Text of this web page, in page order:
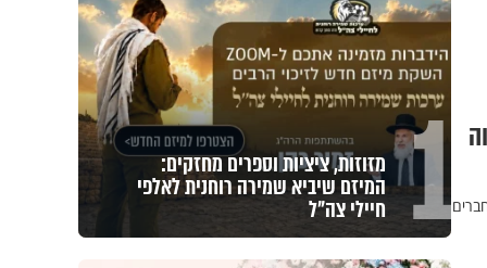
1 מזוזות, ציציות וספרים מחזקים:
המיזם שיביא שמירה רוחנית לאלפי
חיילי צה"ל